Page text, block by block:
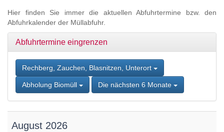
springen,
Kontaktseite
springen,
Sitemap
Hier finden Sie immer die aktuellen Abfuhrtermine bzw. den
Abfuhrkalender der Müllabfuhr.
Abfuhrtermine eingrenzen
Rechberg, Zauchen, Blasnitzen, Unterort
Abholung Biomüll Die nächsten 6 Monate
August 2026